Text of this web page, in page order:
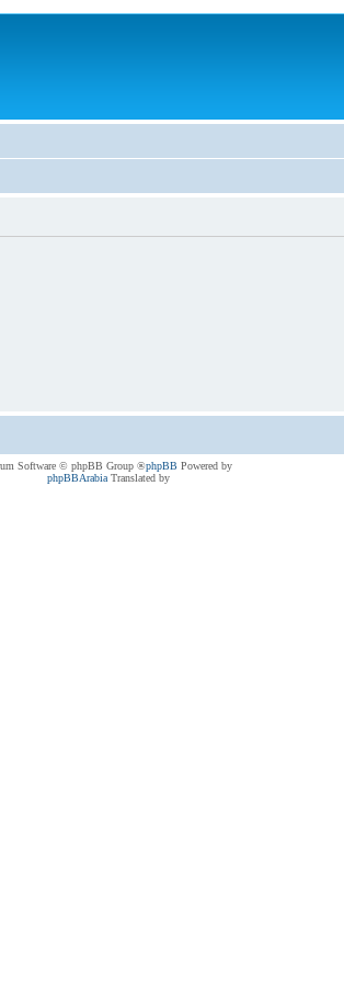
Powered by
phpBB
® Forum Software © phpBB Group
Translated by
phpBBArabia